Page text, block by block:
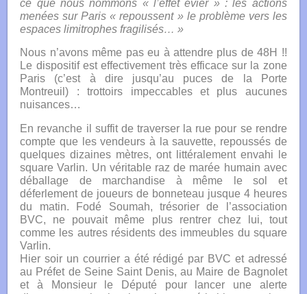
ce que nous nommons « l’effet évier » : les actions
menées sur Paris « repoussent » le problème vers les
espaces limitrophes fragilisés… »
Nous n’avons même pas eu à attendre plus de 48H !!
Le dispositif est effectivement très efficace sur la zone
Paris (c’est à dire jusqu’au puces de la Porte
Montreuil) : trottoirs impeccables et plus aucunes
nuisances…
En revanche il suffit de traverser la rue pour se rendre
compte que les vendeurs à la sauvette, repoussés de
quelques dizaines mètres, ont littéralement envahi le
square Varlin. Un véritable raz de marée humain avec
déballage de marchandise à même le sol et
déferlement de joueurs de bonneteau jusque 4 heures
du matin. Fodé Soumah, trésorier de l’association
BVC, ne pouvait même plus rentrer chez lui, tout
comme les autres résidents des immeubles du square
Varlin.
Hier soir un courrier a été rédigé par BVC et adressé
au Préfet de Seine Saint Denis, au Maire de Bagnolet
et à Monsieur le Député pour lancer une alerte